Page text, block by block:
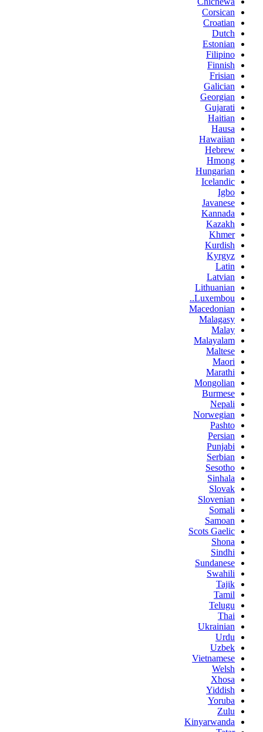
Corsican
Croatian
Dutch
Estonian
Filipino
Finnish
Frisian
Galician
Georgian
Gujarati
Haitian
Hausa
Hawaiian
Hebrew
Hmong
Hungarian
Icelandic
Igbo
Javanese
Kannada
Kazakh
Khmer
Kurdish
Kyrgyz
Latin
Latvian
Lithuanian
Luxembou..
Macedonian
Malagasy
Malay
Malayalam
Maltese
Maori
Marathi
Mongolian
Burmese
Nepali
Norwegian
Pashto
Persian
Punjabi
Serbian
Sesotho
Sinhala
Slovak
Slovenian
Somali
Samoan
Scots Gaelic
Shona
Sindhi
Sundanese
Swahili
Tajik
Tamil
Telugu
Thai
Ukrainian
Urdu
Uzbek
Vietnamese
Welsh
Xhosa
Yiddish
Yoruba
Zulu
Kinyarwanda